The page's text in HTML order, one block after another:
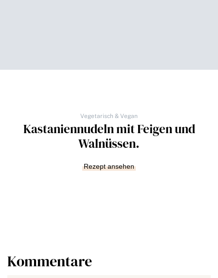
Vegetarisch & Vegan
Kastaniennudeln mit Feigen und
Walnüssen.
Rezept ansehen
Kommentare